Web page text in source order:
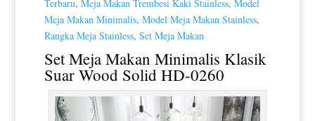
Terbaru, Meja Makan Trembesi Kaki Stainless, Model
Meja Makan Minimalis, Model Meja Makan Stainless,
Rangka Meja Stainless, Set Meja Makan
Set Meja Makan Minimalis Klasik
Suar Wood Solid HD-0260